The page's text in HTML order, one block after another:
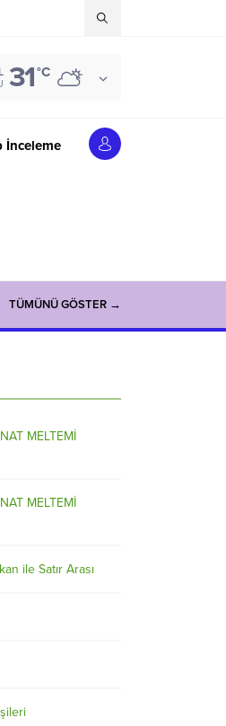
31°C
İnceleme
TÜMÜNÜ GÖSTER →
MELTEMİ
MELTEMİ
ile Satır Arası